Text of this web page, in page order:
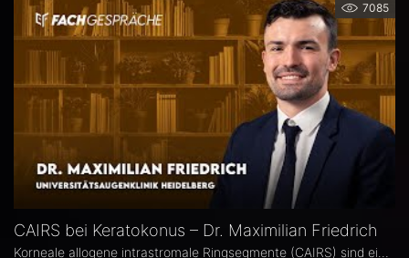
7085
CAIRS bei Keratokonus – Dr. Maximilian Friedrich